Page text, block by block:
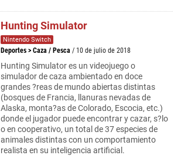
Hunting Simulator
Nintendo Switch
Deportes > Caza / Pesca / 10 de julio de 2018
Hunting Simulator es un videojuego o
simulador de caza ambientado en doce
grandes ?reas de mundo abiertas distintas
(bosques de Francia, llanuras nevadas de
Alaska, monta?as de Colorado, Escocia, etc.)
donde el jugador puede encontrar y cazar, s?lo
o en cooperativo, un total de 37 especies de
animales distintas con un comportamiento
realista en su inteligencia artificial.